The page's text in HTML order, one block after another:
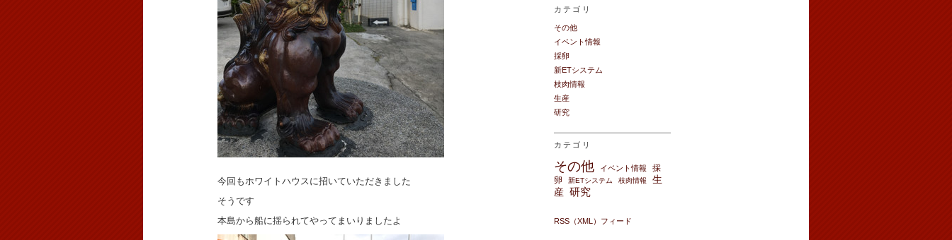
今回もホワイトハウスに招いていただきました
そうです
本島から船に揺られてやってまいりましたよ
カテゴリ
その他
イベント情報
採卵
新ETシステム
枝肉情報
生産
研究
カテゴリ
その他 イベント情報
採
卵
新ETシステム 枝肉情報
生
産 研究
RSS（XML）フィード